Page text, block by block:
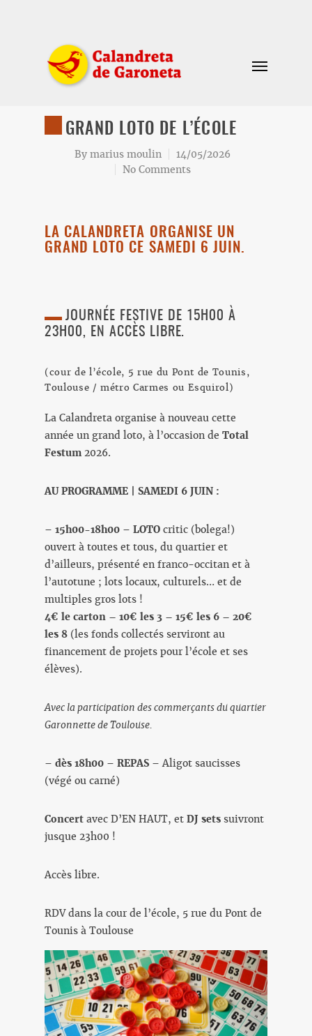
GRAND LOTO DE L’ÉCOLE
By marius moulin
14/05/2026
No Comments
LA CALANDRETA ORGANISE UN
GRAND LOTO CE SAMEDI 6 JUIN.
JOURNÉE FESTIVE DE 15H00 À
23H00, EN ACCÈS LIBRE.
(cour de l’école, 5 rue du Pont de Tounis,
Toulouse / métro Carmes ou Esquirol)
La Calandreta organise à nouveau cette
année un grand loto, à l’occasion de Total
Festum 2026.
AU PROGRAMME | SAMEDI 6 JUIN :
– 15h00-18h00 – LOTO critic (bolega!)
ouvert à toutes et tous, du quartier et
d’ailleurs, présenté en franco-occitan et à
l’autotune ; lots locaux, culturels… et de
multiples gros lots !
4€ le carton – 10€ les 3 – 15€ les 6 – 20€
les 8 (les fonds collectés serviront au
financement de projets pour l’école et ses
élèves).
Avec la participation des commerçants du quartier
Garonnette de Toulouse.
– dès 18h00 – REPAS – Aligot saucisses
(végé ou carné)
Concert avec D’EN HAUT, et DJ sets suivront
jusque 23h00 !
Accès libre.
RDV dans la cour de l’école, 5 rue du Pont de
Tounis à Toulouse